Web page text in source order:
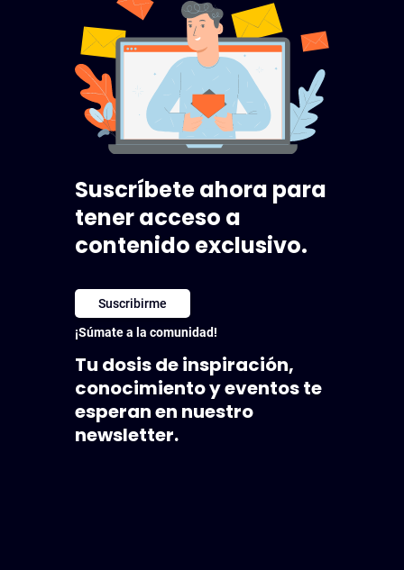
Suscríbete ahora para
tener acceso a
contenido exclusivo.
Suscribirme
¡Súmate a la comunidad!
Tu dosis de inspiración,
conocimiento y eventos te
esperan en nuestro
newsletter.